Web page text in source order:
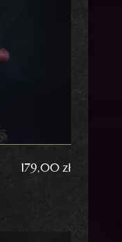
179,00 zł